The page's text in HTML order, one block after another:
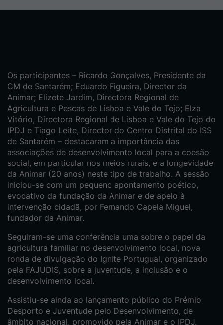
Os participantes – Ricardo Gonçalves, Presidente da
CM de Santarém; Eduardo Figueira, Director da
Animar; Elizete Jardim, Directora Regional de
Agricultura e Pescas de Lisboa e Vale do Tejo; Elza
Vitório, Directora Regional de Lisboa e Vale do Tejo do
IPDJ e Tiago Leite, Director do Centro Distrital do ISS
de Santarém – destacaram a importância das
associações de desenvolvimento local para a coesão
social, em particular nos meios rurais, e a longevidade
da Animar (20 anos) neste tipo de trabalho. A sessão
iniciou-se com um pequeno apontamento poético,
evocativo da fundação da Animar e de apelo à
intervenção cidadã, por Fernando Capela Miguel,
fundador da Animar.
Seguiram-se uma conferência uma sobre o papel da
agricultura familiar no desenvolvimento local, nova
ronda de divulgação do Ignite Portugual, organizado
pela FAJUDIS, sobre a juventude, a inclusão e o
desenvolvimento local.
Assistiu-se ainda ao lançamento público do Prémio
Desporto e Juventude pelo Desenvolvimento, de
âmbito nacional, promovido pela Animar e o IPDJ.